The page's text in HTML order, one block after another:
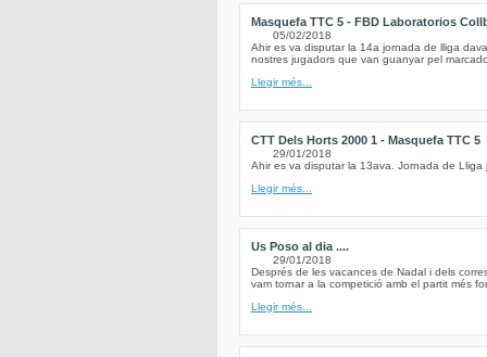
Masquefa TTC 5 - FBD Laboratorios
05/02/2018
Ahir es va disputar la 14a jornada de lliga
nostres jugadors que van guanyar pel
Llegir més...
CTT Dels Horts 2000 1 - Masquefa TTC 5
29/01/2018
Ahir es va disputar la 13ava. Jornada de
Llegir més...
Us Poso al dia ....
29/01/2018
Després de les vacances de Nadal i dels
vam tornar a la competició amb el partit més
Llegir més...